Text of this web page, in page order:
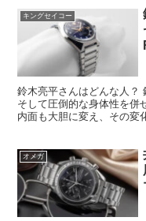
キングセイコー
鈴木亮平さんはどんな人？
そして圧倒的な身体性を併
内面も大胆に変え、その変
オメガ